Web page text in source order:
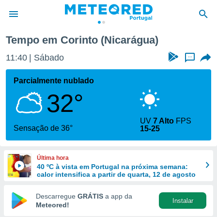
da
foi
fornecidas
a este
das
e
forma
digital
Tempo em Corinto (Nicarágua)
11:40 Sábado ...
Parcialmente nublado
32°
Sensação de 36°
UV7 Alto FPS
15-25
Última hora
40 ºC à vista em Portugal na próxima semana:
calor intensifica a partir de quarta, 12 de agosto
Descarregue GRÁTIS a app da
Meteored!
Instalar